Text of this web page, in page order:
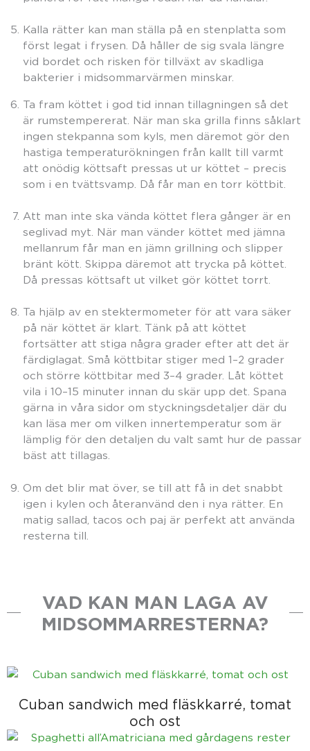
Kalla rätter kan man ställa på en stenplatta som
först legat i frysen. Då håller de sig svala längre
vid bordet och risken för tillväxt av skadliga
bakterier i midsommarvärmen minskar.
Ta fram köttet i god tid innan tillagningen så det
är rumstempererat. När man ska grilla finns såklart
ingen stekpanna som kyls, men däremot gör den
hastiga temperaturökningen från kallt till varmt
att onödig köttsaft pressas ut ur köttet – precis
som i en tvättsvamp. Då får man en torr köttbit.
Att man inte ska vända köttet flera gånger är en
seglivad myt. När man vänder köttet med jämna
mellanrum får man en jämn grillning och slipper
bränt kött. Skippa däremot att trycka på köttet.
Då pressas köttsaft ut vilket gör köttet torrt.
Ta hjälp av en stektermometer för att vara säker
på när köttet är klart. Tänk på att köttet
fortsätter att stiga några grader efter att det är
färdiglagat. Små köttbitar stiger med 1–2 grader
och större köttbitar med 3–4 grader. Låt köttet
vila i 10–15 minuter innan du skär upp det. Spana
gärna in våra sidor om styckningsdetaljer där du
kan läsa mer om vilken innertemperatur som är
lämplig för den detaljen du valt samt hur de passar
bäst att tillagas.
Om det blir mat över, se till att få in det snabbt
igen i kylen och återanvänd den i nya rätter. En
matig sallad, tacos och paj är perfekt att använda
resterna till.
VAD KAN MAN LAGA AV
MIDSOMMARRESTERNA?
Cuban sandwich med fläskkarré, tomat
och ost